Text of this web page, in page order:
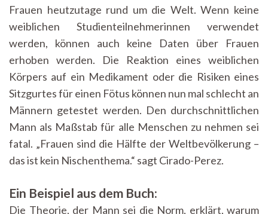
Frauen heutzutage rund um die Welt. Wenn keine
weiblichen Studienteilnehmerinnen verwendet
werden, können auch keine Daten über Frauen
erhoben werden. Die Reaktion eines weiblichen
Körpers auf ein Medikament oder die Risiken eines
Sitzgurtes für einen Fötus können nun mal schlecht an
Männern getestet werden. Den durchschnittlichen
Mann als Maßstab für alle Menschen zu nehmen sei
fatal. „Frauen sind die Hälfte der Weltbevölkerung –
das ist kein Nischenthema.“ sagt Cirado-Perez.
Ein Beispiel aus dem Buch:
Die Theorie, der Mann sei die Norm, erklärt, warum